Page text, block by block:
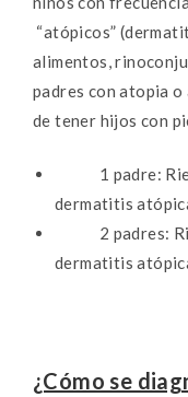
“atópicos”
alimentos,
padres con atopia
de tener hijos con
1 padre:
dermatitis
2 padres:
dermatitis
¿Cómo se